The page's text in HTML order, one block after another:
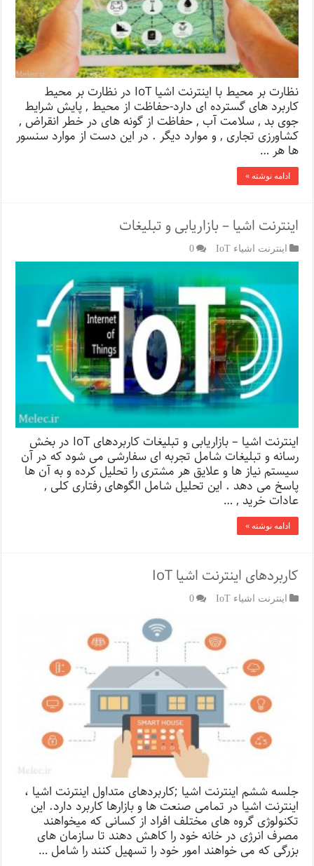
نظارت بر محیط با اینترنت اشیا IoT در نظارت بر محیط
کاربرد های گسترده ای دارد-حفاظت از محیط , پایش شرایط
جوی بد , سلامت آب , حفاظت از گونه های در خطر انقراض ,
کشاورزی تجاری , و موارد دیگر . در این دست از موارد سنسور
ها هر …
ادامه نوشته »
اینترنت اشیا – بازاریابی و تبلیغات
اینترنت اشیاء IoT 0
اینترنت اشیا – بازاریابی و تبلیغات کاربردهای IoT در بخش
رسانه و تبلیغات شامل تجربه ای سفارشی می شود که در آن
سیستم نیاز ها و علایق هر مشتری را تحلیل کرده و به آن ها
پاسخ می دهد . این تحلیل شامل الگوهای رفتاری کلی ,
عادات خرید , …
ادامه نوشته »
کاربردهای اینترنت اشیا IoT
اینترنت اشیاء IoT 0
جلسه ششم اینترنت اشیا ;کاربردهای متداول اینترنت اشیا ،
اینترنت اشیا در تمامی صنعت ها و بازارها کاربرد دارد. این
تکنولوژی گروه های مختلف افراد از کسانی که میخواهند
مصرف انرژی در خانه خود را کاهش دهند تا سازمان های
بزرگی که می خواهند امور خود را تسهیل کنند را شامل …